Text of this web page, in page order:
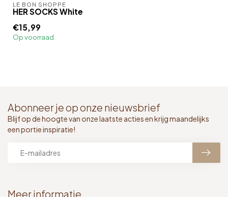
LE BON SHOPPE
HER SOCKS White
€15,99
Op voorraad
Meer informatie
Abonneer je op onze nieuwsbrief
Blijf op de hoogte van onze laatste acties en krijg maandelijks
een portie inspiratie!